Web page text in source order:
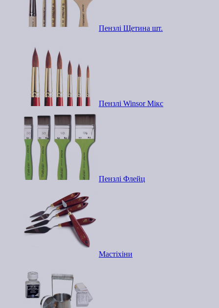
Пензлі Щетина шт.
Пензлі Winsor Мікс
Пензлі Флейц
Мастіхіни